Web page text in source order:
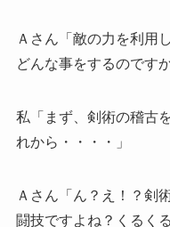
Ａさん「敵の力を利用
どんな事をするのですか
私「まず、剣術の稽古
れから・・・・」
Ａさん「ん？え！？剣
闘技ですよね？くるく